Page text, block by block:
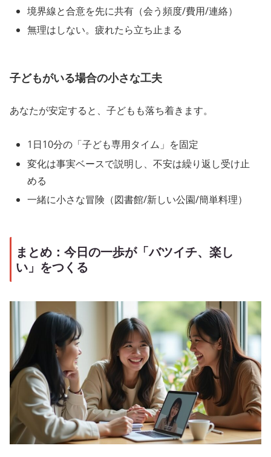
境界線と合意を先に共有（会う頻度/費用/連絡）
無理はしない。疲れたら立ち止まる
子どもがいる場合の小さな工夫
あなたが安定すると、子どもも落ち着きます。
1日10分の「子ども専用タイム」を固定
変化は事実ベースで説明し、不安は繰り返し受け止
める
一緒に小さな冒険（図書館/新しい公園/簡単料理）
まとめ：今日の一歩が「バツイチ、楽し
い」をつくる